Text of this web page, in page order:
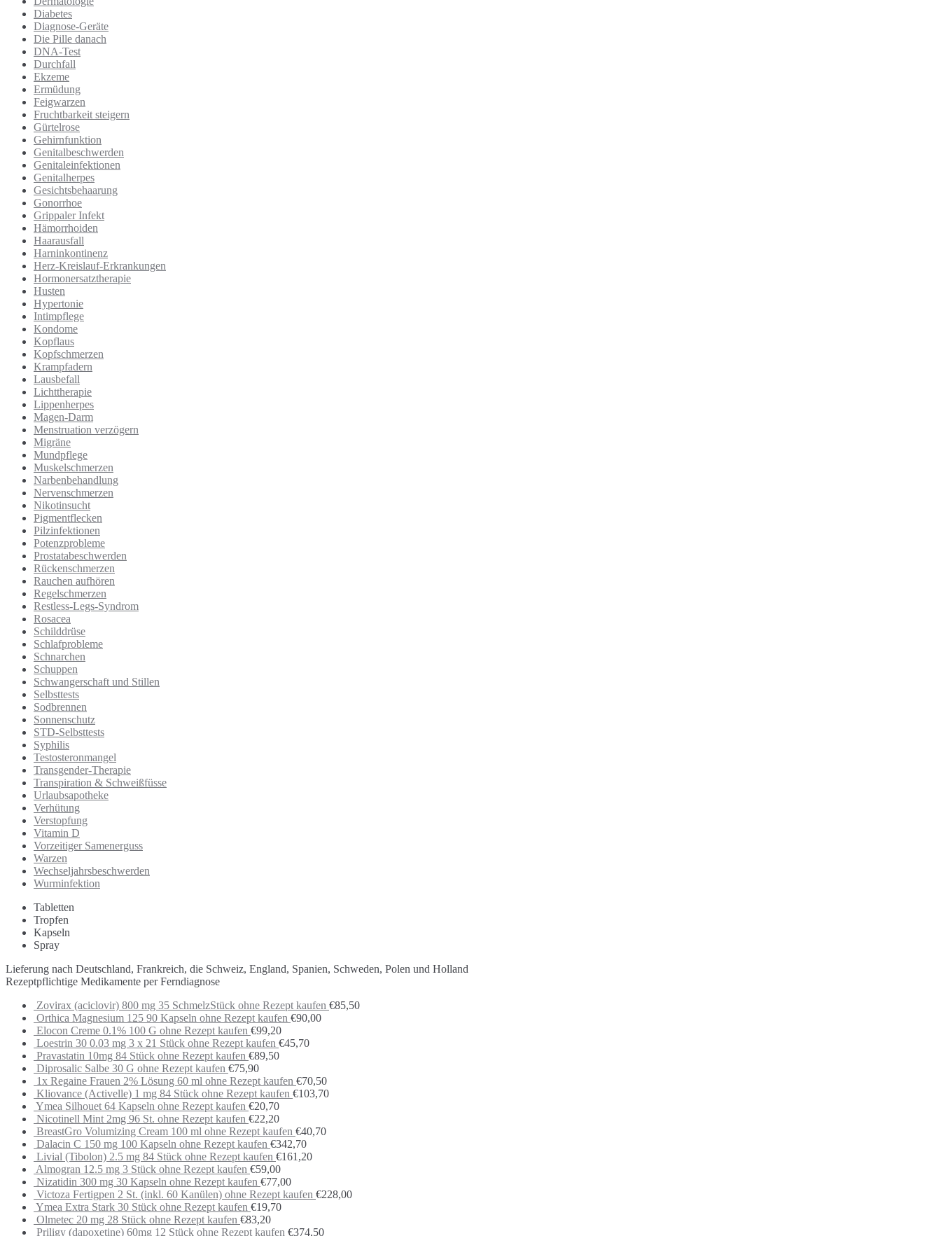
Diabetes
Diagnose-Geräte
Die Pille danach
DNA-Test
Durchfall
Ekzeme
Ermüdung
Feigwarzen
Fruchtbarkeit steigern
Gürtelrose
Gehirnfunktion
Genitalbeschwerden
Genitaleinfektionen
Genitalherpes
Gesichtsbehaarung
Gonorrhoe
Grippaler Infekt
Hämorrhoiden
Haarausfall
Harninkontinenz
Herz-Kreislauf-Erkrankungen
Hormonersatztherapie
Husten
Hypertonie
Intimpflege
Kondome
Kopflaus
Kopfschmerzen
Krampfadern
Lausbefall
Lichttherapie
Lippenherpes
Magen-Darm
Menstruation verzögern
Migräne
Mundpflege
Muskelschmerzen
Narbenbehandlung
Nervenschmerzen
Nikotinsucht
Pigmentflecken
Pilzinfektionen
Potenzprobleme
Prostatabeschwerden
Rückenschmerzen
Rauchen aufhören
Regelschmerzen
Restless-Legs-Syndrom
Rosacea
Schilddrüse
Schlafprobleme
Schnarchen
Schuppen
Schwangerschaft und Stillen
Selbsttests
Sodbrennen
Sonnenschutz
STD-Selbsttests
Syphilis
Testosteronmangel
Transgender-Therapie
Transpiration & Schweißfüsse
Urlaubsapotheke
Verhütung
Verstopfung
Vitamin D
Vorzeitiger Samenerguss
Warzen
Wechseljahrsbeschwerden
Wurminfektion
Tabletten
Tropfen
Kapseln
Spray
Lieferung nach Deutschland, Frankreich, die Schweiz, England, Spanien, Schweden, Polen und Holland
Rezeptpflichtige Medikamente per Ferndiagnose
Zovirax (aciclovir) 800 mg 35 SchmelzStück ohne Rezept kaufen €85,50
Orthica Magnesium 125 90 Kapseln ohne Rezept kaufen €90,00
Elocon Creme 0.1% 100 G ohne Rezept kaufen €99,20
Loestrin 30 0.03 mg 3 x 21 Stück ohne Rezept kaufen €45,70
Pravastatin 10mg 84 Stück ohne Rezept kaufen €89,50
Diprosalic Salbe 30 G ohne Rezept kaufen €75,90
1x Regaine Frauen 2% Lösung 60 ml ohne Rezept kaufen €70,50
Kliovance (Activelle) 1 mg 84 Stück ohne Rezept kaufen €103,70
Ymea Silhouet 64 Kapseln ohne Rezept kaufen €20,70
Nicotinell Mint 2mg 96 St. ohne Rezept kaufen €22,20
BreastGro Volumizing Cream 100 ml ohne Rezept kaufen €40,70
Dalacin C 150 mg 100 Kapseln ohne Rezept kaufen €342,70
Livial (Tibolon) 2.5 mg 84 Stück ohne Rezept kaufen €161,20
Almogran 12.5 mg 3 Stück ohne Rezept kaufen €59,00
Nizatidin 300 mg 30 Kapseln ohne Rezept kaufen €77,00
Victoza Fertigpen 2 St. (inkl. 60 Kanülen) ohne Rezept kaufen €228,00
Ymea Extra Stark 30 Stück ohne Rezept kaufen €19,70
Olmetec 20 mg 28 Stück ohne Rezept kaufen €83,20
Priligy (dapoxetine) 60mg 12 Stück ohne Rezept kaufen €374,50